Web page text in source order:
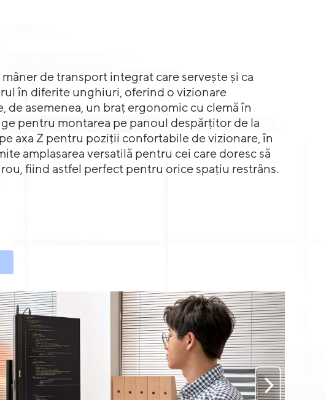
de transport integrat care servește și ca
în diferite unghiuri, oferind o vizionare
de asemenea, un braț ergonomic cu clemă în
pentru montarea pe panoul despărțitor de la
axa Z pentru poziții confortabile de vizionare, în
amplasarea versatilă pentru cei care doresc să
fiind astfel perfect pentru orice spațiu restrâns.